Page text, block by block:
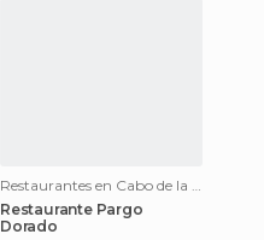
Restaurantes en Cabo de la Vela
Restaurante Pargo
Dorado